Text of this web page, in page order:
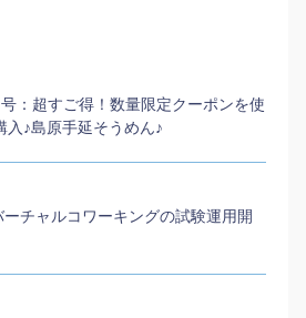
号：超すご得！数量限定クーポンを使
入♪島原手延そうめん♪
ーチャルコワーキングの試験運用開